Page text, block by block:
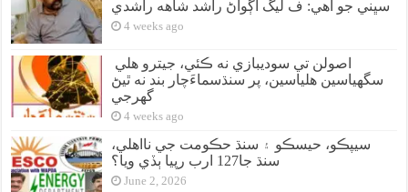
سڀني جو آهي: ف ليگ اڳواڻ راشد شاهه راشدي
4 weeks ago
سگهياسين هلياسين، پر سنڌسماءَچار بند نه ٿيڻ
گهرجي
4 weeks ago
سيپڪو، حيسڪو ۽ سنڌ حڪومت جي نااهلي،
سنڌ جا127 ارب رپيا ٻڏي ويا؟
June 2, 2026